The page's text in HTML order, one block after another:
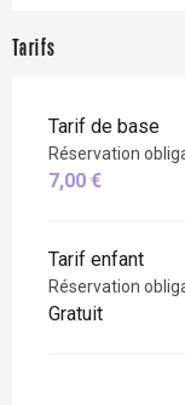
Tarifs
Tarif de base
Réservation
7,00 €
Tarif enfant
Réservation
Gratuit